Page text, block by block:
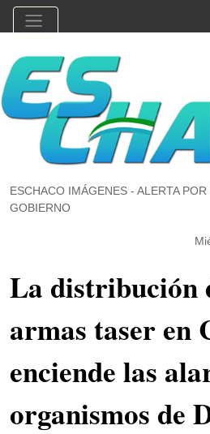
ESCHACO IMÁGENES - ALERTA POR
GOBIERNO
La distribución
armas taser en
enciende las
organismos de